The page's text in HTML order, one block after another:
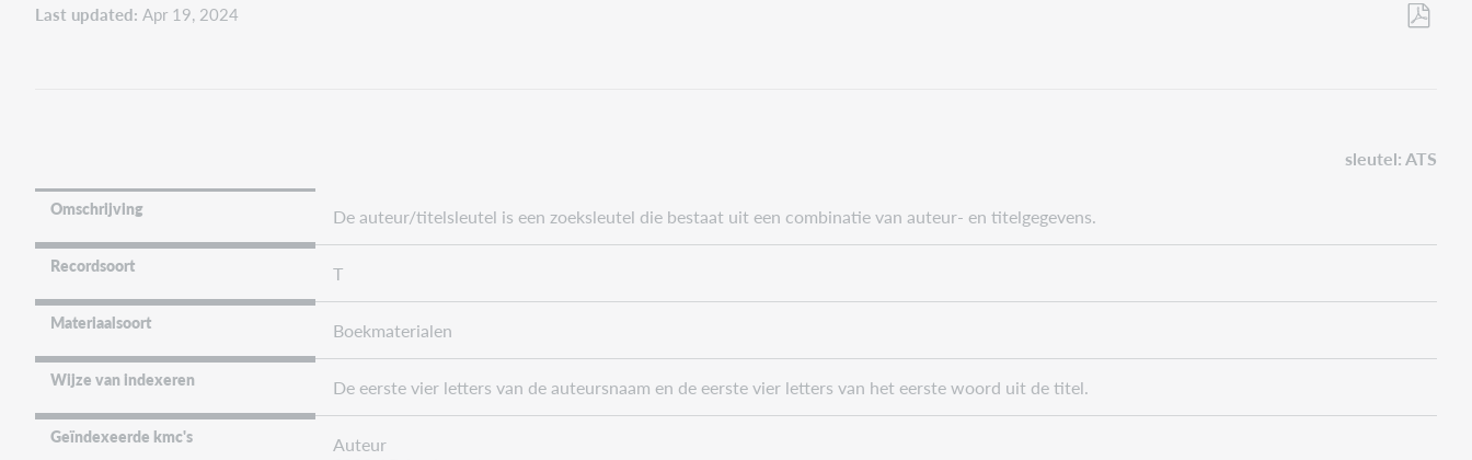
Last updated Apr 19, 2024
sleutel: ATS
Omschrijving De auteur/titelsleutel is een zoeksleutel die bestaat uit een combinatie van auteur- en titelgegevens.
Recordsoort T
Materiaalsoort Boekmaterialen
Wijze van indexeren De eerste vier letters van de auteursnaam en de eerste vier letters van het eerste woord uit de titel.
Geïndexeerde kmc's
Auteur